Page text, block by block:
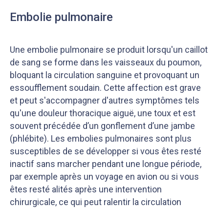
Embolie pulmonaire
Une embolie pulmonaire se produit lorsqu'un caillot
de sang se forme dans les vaisseaux du poumon,
bloquant la circulation sanguine et provoquant un
essoufflement soudain. Cette affection est grave
et peut s'accompagner d'autres symptômes tels
qu'une douleur thoracique aiguë, une toux et est
souvent précédée d’un gonflement d’une jambe
(phlébite). Les embolies pulmonaires sont plus
susceptibles de se développer si vous êtes resté
inactif sans marcher pendant une longue période,
par exemple après un voyage en avion ou si vous
êtes resté alités après une intervention
chirurgicale, ce qui peut ralentir la circulation